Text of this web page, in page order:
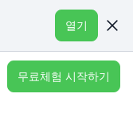
열기
무료체험 시작하기